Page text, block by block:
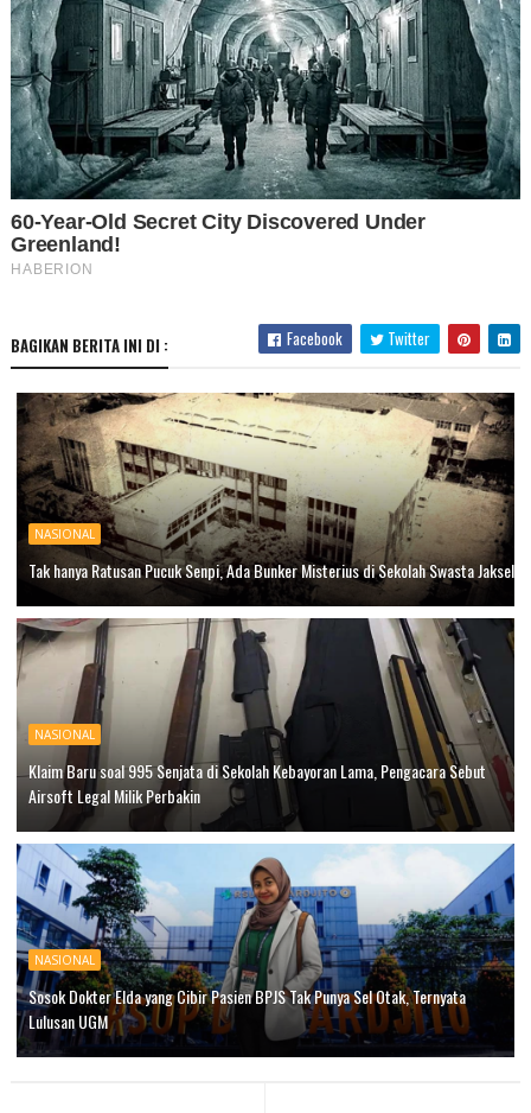
BAGIKAN BERITA INI DI : Facebook Twitter
NASIONAL
Tak hanya Ratusan Pucuk Senpi, Ada Bunker Misterius di Sekolah Swasta Jaksel
NASIONAL
Klaim Baru soal 995 Senjata di Sekolah Kebayoran Lama, Pengacara Sebut
Airsoft Legal Milik Perbakin
NASIONAL
Sosok Dokter Elda yang Cibir Pasien BPJS Tak Punya Sel Otak, Ternyata
Lulusan UGM